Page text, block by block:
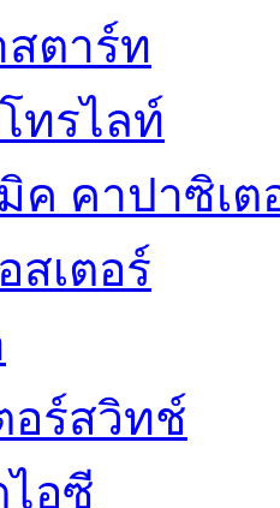
ตาร์ท
ทรไลท์
ค คาปาซิเต
สเตอร์
อร์สวิทช์
ไอซี